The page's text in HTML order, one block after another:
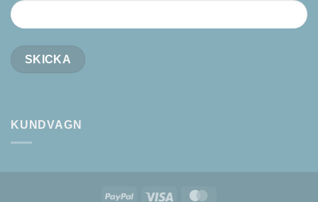
KUNDVAGN
PayPal Visa